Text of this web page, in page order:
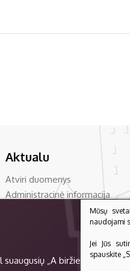
Aktualu
Atviri duomenys
Administracinė informacija
Korupcijos prevencija
Pranešėjų apsauga„A biržiečė vaišin
Mūsų
naudojami
Jei Jūs
spauskite